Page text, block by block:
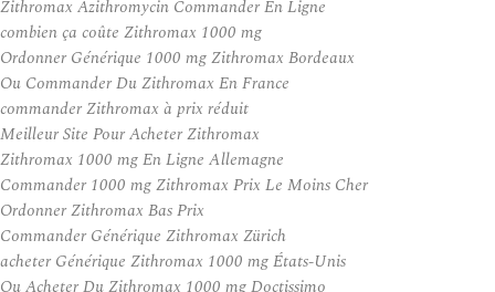
Zithromax Azithromycin Commander En Ligne
combien ça coûte Zithromax 1000 mg
Ordonner Générique 1000 mg Zithromax Bordeaux
Ou Commander Du Zithromax En France
commander Zithromax à prix réduit
Meilleur Site Pour Acheter Zithromax
Zithromax 1000 mg En Ligne Allemagne
Commander 1000 mg Zithromax Prix Le Moins Cher
Ordonner Zithromax Bas Prix
Commander Générique Zithromax Zürich
acheter Générique Zithromax 1000 mg États-Unis